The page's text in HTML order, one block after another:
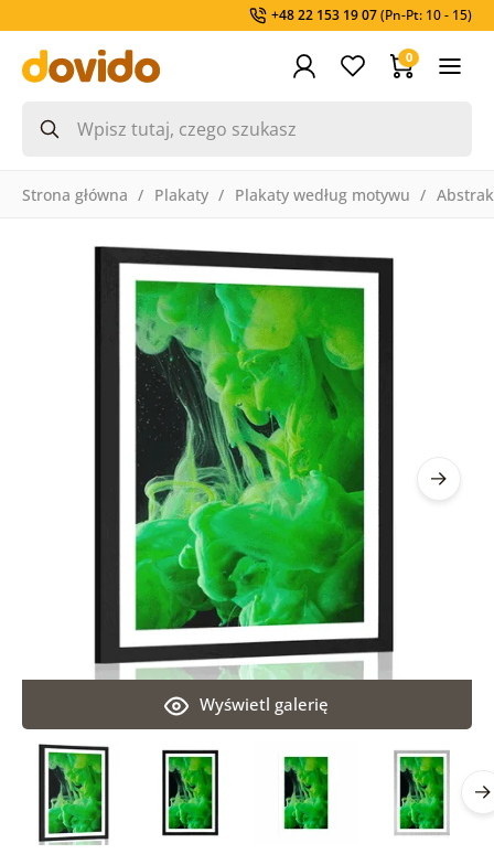
+48 22 153 19 07(Pn-Pt: 10 - 15)
0
Strona główna Plakaty Plakaty według motywu
Wyświetl galerię